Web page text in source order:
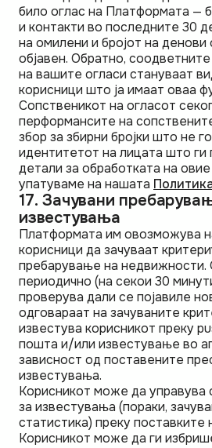
било оглас на Платформата —
и контакти во последните 30
на омилени и бројот на денови
објавен. Обратно,
на вашите огласи стануваат
корисници што ја имаат оваа
Сопственикот на огласот
перформансите на
збор за збирни бројки што не
идентитетот на лицата што ги
детали за обработката на
упатуваме на нашата
17. Зачувани
известувања
Платформата им овозможува
корисници да зачуваат
пребарување на недвижности.
периодично (на секои 30
проверува дали се појавиле
одговараат на зачуваните
известува корисникот преку
пошта и/или известување во
зависност од поставените
известувања.
Корисникот може да управува
за известувања (пораки,
статистика) преку поставките
Корисникот може да ги